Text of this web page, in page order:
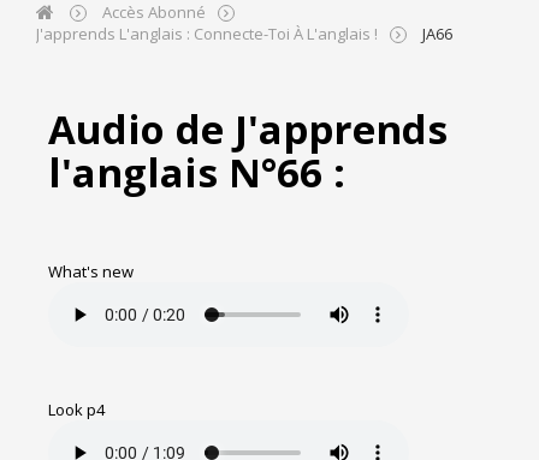
Accès Abonné
J'apprends L'anglais : Connecte-Toi À L'anglais !
JA66
Audio de J'apprends
l'anglais N°66 :
What's new
Look p4